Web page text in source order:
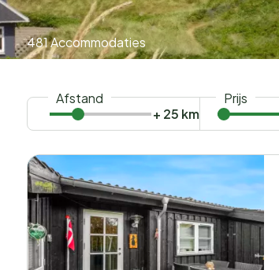
481 Accommodaties
Afstand
+ 25 km
Prijs